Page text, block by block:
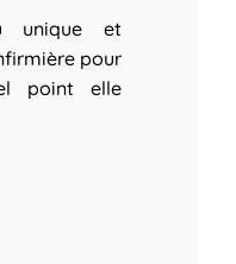
unique et
pour
point elle